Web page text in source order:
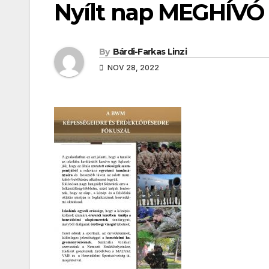
Nyílt nap MEGHÍVÓ
By Bárdi-Farkas Linzi
NOV 28, 2022